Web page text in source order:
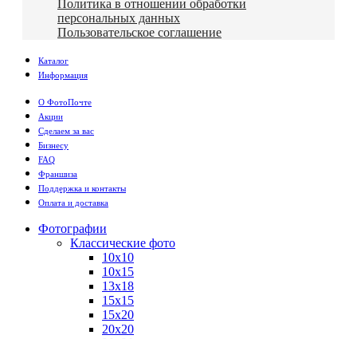
Политика в отношении обработки
персональных данных
Пользовательское соглашение
Каталог
Информация
О ФотоПочте
Акции
Сделаем за вас
Бизнесу
FAQ
Франшиза
Поддержка и контакты
Оплата и доставка
Фотографии
Классические фото
10х10
10х15
13х18
15х15
15х20
20х20